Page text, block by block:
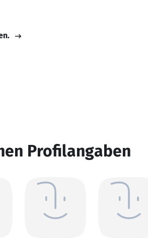
Profilangaben